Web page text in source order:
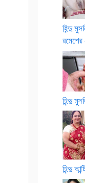
হিন্দু
রমেশের
হিন্দু
হিন্দু